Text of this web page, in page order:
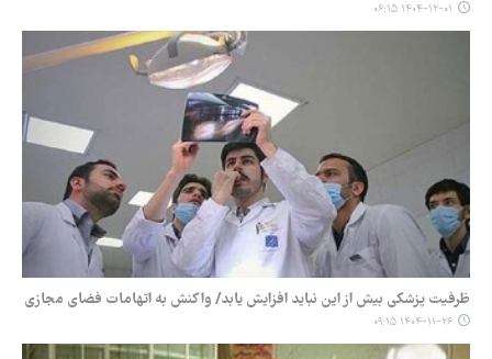
۱۴۰۴-۱۲-۰۱ ۰۶:۱۵
ظرفیت پزشکی بیش از این نباید افزایش یابد/ واکنش به اتهامات فضای مجازی
۱۴۰۴-۱۱-۲۶ ۰۹:۱۵